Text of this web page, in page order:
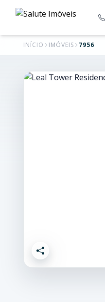
INÍCIO IMÓVEIS 7956